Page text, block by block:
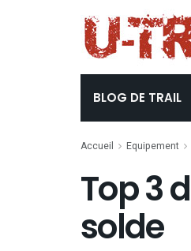
BLOG DE TRAIL
Accueil Equipement
Top 3
solde